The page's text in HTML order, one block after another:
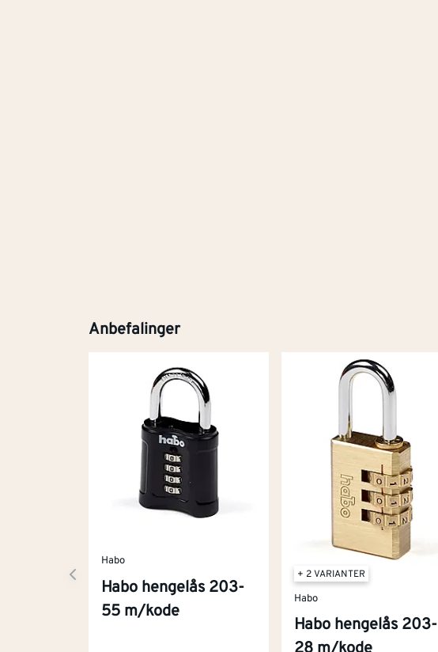
Anbefalinger
Habo
Habo hengelås 203-
55 m/kode
+ 2 VARIANTER
Habo
Habo hengelås 203-